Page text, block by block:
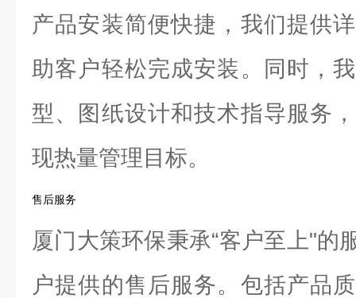
产品安装简便快捷，我们提供
助客户轻松完成安装。同时，
型、图纸设计和技术指导服务
现热量管理目标。
售后服务
厦门大策环保秉承“客户至上"的
户提供的售后服务。包括产品